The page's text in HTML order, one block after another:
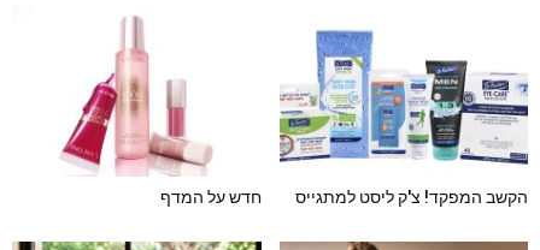
הקשב המפקד! צ'ק ליסט למתגייס חדש על המדף